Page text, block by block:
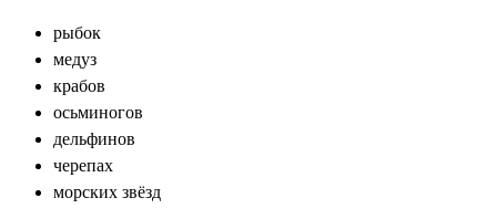
рыбок
медуз
крабов
осьминогов
дельфинов
черепах
морских звёзд